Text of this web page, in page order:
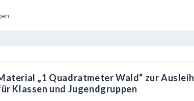
„1 Quadratmeter Wald“ zur
Klassen und Jugendgruppen